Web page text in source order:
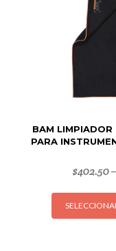
BAM LIMPIADOR
PARA
$402.50–